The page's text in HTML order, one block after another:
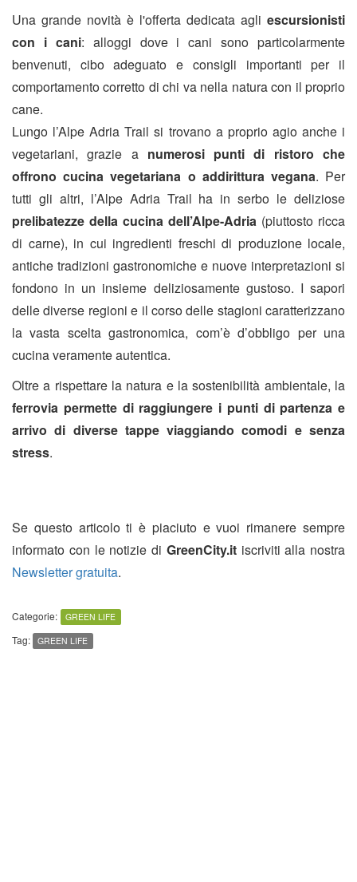
Una grande novità è l'offerta dedicata agli escursionisti
con i cani: alloggi dove i cani sono particolarmente
benvenuti, cibo adeguato e consigli importanti per il
comportamento corretto di chi va nella natura con il proprio
cane.
Lungo l’Alpe Adria Trail si trovano a proprio agio anche i
vegetariani, grazie a numerosi punti di ristoro che
offrono cucina vegetariana o addirittura vegana. Per
tutti gli altri, l’Alpe Adria Trail ha in serbo le deliziose
prelibatezze della cucina dell’Alpe-Adria (piuttosto ricca
di carne), in cui ingredienti freschi di produzione locale,
antiche tradizioni gastronomiche e nuove interpretazioni si
fondono in un insieme deliziosamente gustoso. I sapori
delle diverse regioni e il corso delle stagioni caratterizzano
la vasta scelta gastronomica, com’è d’obbligo per una
cucina veramente autentica.
Oltre a rispettare la natura e la sostenibilità ambientale, la
ferrovia permette di raggiungere i punti di partenza e
arrivo di diverse tappe viaggiando comodi e senza
stress.
Se questo articolo ti è piaciuto e vuoi rimanere sempre
informato con le notizie di GreenCity.itiscriviti alla nostra
Newsletter gratuita.
Categorie: GREEN LIFE
Tag: GREEN LIFE